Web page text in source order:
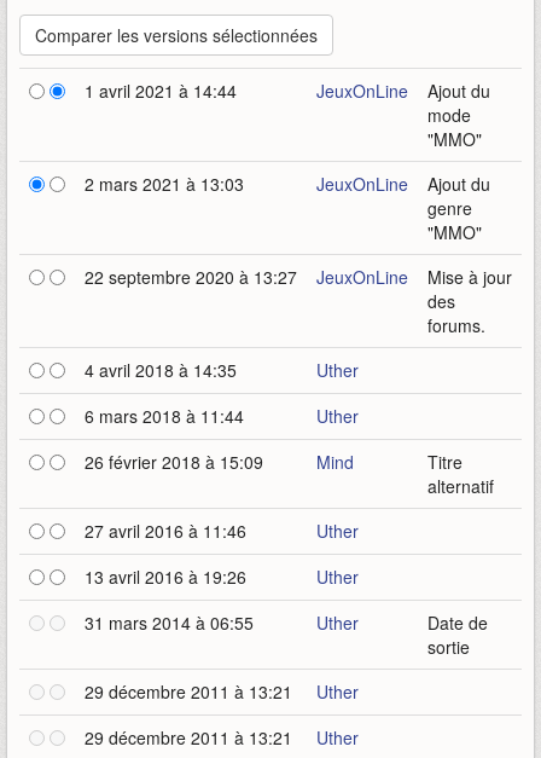
1 avril 2021 à 14:44 JeuxOnLine
Ajout du
mode
"MMO"
2 mars 2021 à 13:03
JeuxOnLine
Ajout du
genre
"MMO"
22 septembre 2020 à 13:27
JeuxOnLine
Mise à jour
des
forums.
4 avril 2018 à 14:35
Uther
6 mars 2018 à 11:44
Uther
26 février 2018 à 15:09
Mind
Titre
alternatif
27 avril 2016 à 11:46
Uther
13 avril 2016 à 19:26
Uther
31 mars 2014 à 06:55
Uther
Date de
sortie
29 décembre 2011 à 13:21
Uther
29 décembre 2011 à 13:21
Uther